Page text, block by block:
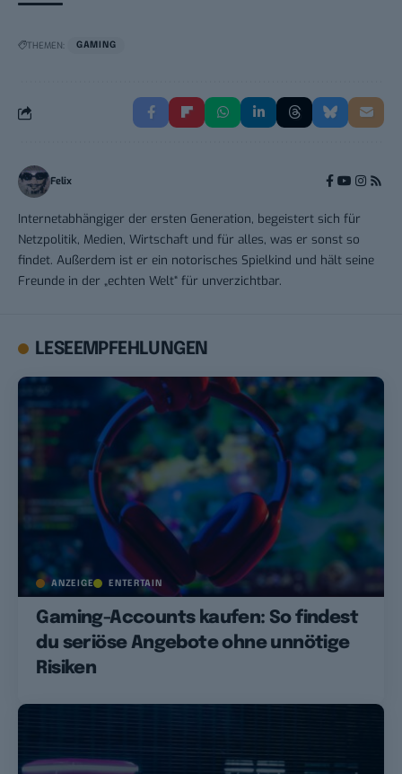
THEMEN: GAMING
Felix
Internetabhängiger der ersten Generation, begeistert sich für
Netzpolitik, Medien, Wirtschaft und für alles, was er sonst so
findet. Außerdem ist er ein notorisches Spielkind und hält seine
Freunde in der „echten Welt“ für unverzichtbar.
LESEEMPFEHLUNGEN
ANZEIGE ENTERTAIN
Gaming-Accounts kaufen: So findest
du seriöse Angebote ohne unnötige
Risiken